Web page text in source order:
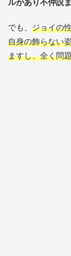
でも、 ジョイの
自身の飾らない
ますし、全く問